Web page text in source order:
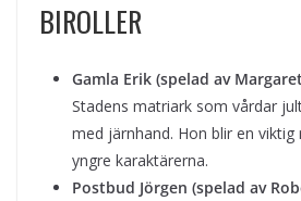
BIROLLER
Gamla Erik (spelad av
Stadens matriark som vårdar
med järnhand. Hon blir en viktig
yngre karaktärerna.
Postbud Jörgen (spelad av